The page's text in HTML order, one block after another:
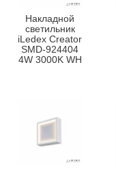
Накладной
светильник
iLedex Creator
SMD-924404
4W 3000K WH